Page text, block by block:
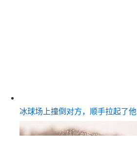
冰球场上撞倒对方，顺手拉起了他